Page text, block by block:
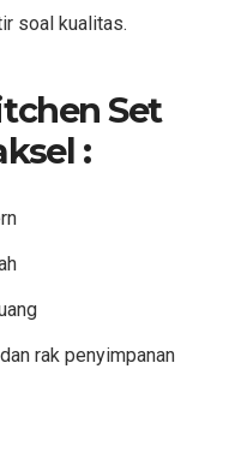
soal kualitas.
Set
:
rak penyimpanan